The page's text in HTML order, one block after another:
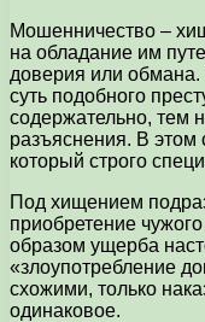
Мошенничество –
на обладание им
доверия или
суть подобного
содержательно, тем
разъяснения. В этом
который строго
Под хищением
приобретение
образом ущерба
«злоупотребление
схожими, только
одинаковое.